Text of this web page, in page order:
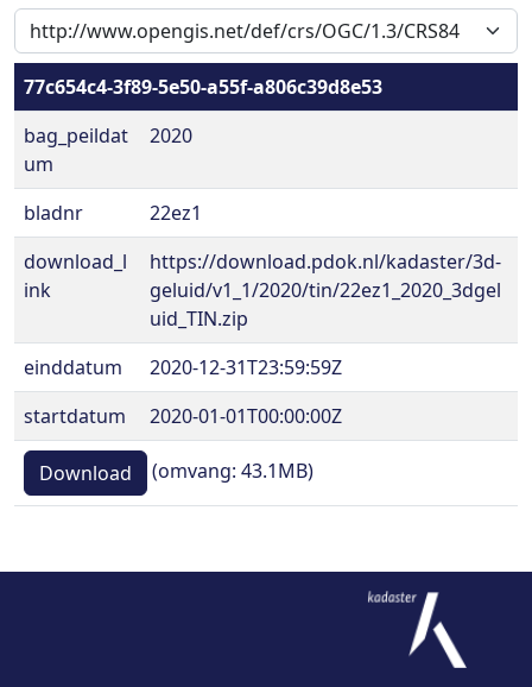
77c654c4-3f89-5e50-a55f-a806c39d8e53
bag_peildat
um
2020
bladnr
22ez1
download_l
ink
https://download.pdok.nl/kadaster/3d-
geluid/v1_1/2020/tin/22ez1_2020_3dgel
uid_TIN.zip
einddatum
2020-12-31T23:59:59Z
startdatum
2020-01-01T00:00:00Z
Download (omvang: 43.1MB)